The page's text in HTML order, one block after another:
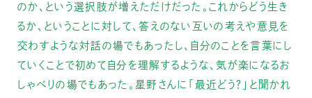
のか、という選択肢が増えただけだった。これからどう生き
るか、ということに対して、答えのない互いの考えや意見を
交わすような対話の場でもあったし、自分のことを言葉にし
ていくことで初めて自分を理解するような、気が楽になるお
しゃべりの場でもあった。星野さんに「最近どう？」と聞かれ